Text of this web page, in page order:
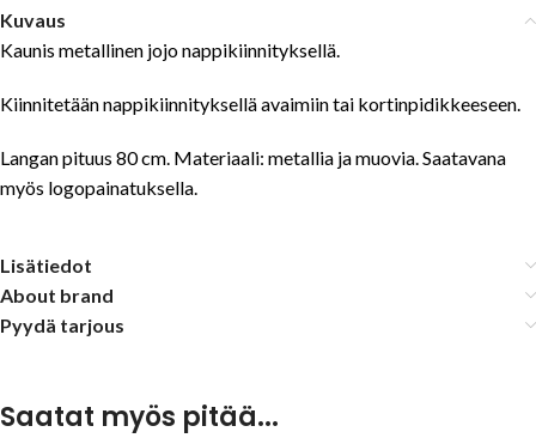
Kuvaus
Kaunis metallinen jojo nappikiinnityksellä.
Kiinnitetään nappikiinnityksellä avaimiin tai kortinpidikkeeseen.
Langan pituus 80 cm. Materiaali: metallia ja muovia. Saatavana
myös logopainatuksella.
Lisätiedot
About brand
Pyydä tarjous
Saatat myös pitää...